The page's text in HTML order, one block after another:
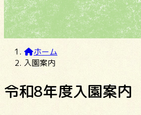
ホーム
入園案内
令和8年度入園案内